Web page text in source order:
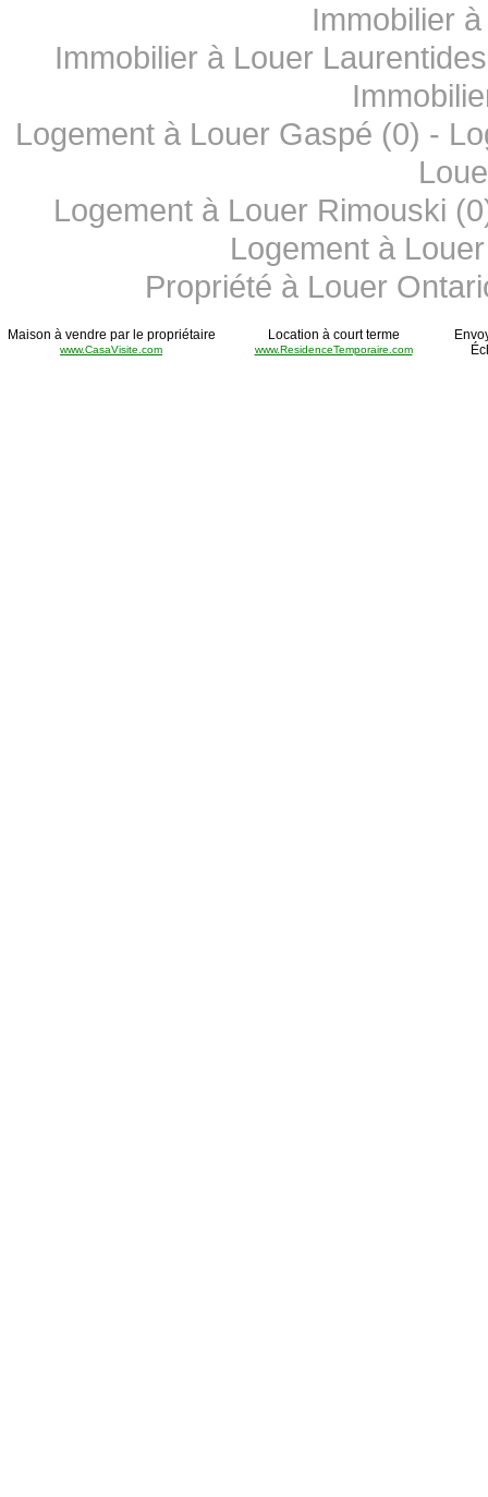
Immobilier
Immobilier à Louer
Logement à Louer Gaspé (0) -
Logement à Louer Rimouski
Logement à
Propriété à Louer
Maison à vendre par le propriétaire
www.CasaVisite.com
Location à court terme
www.ResidenceTemporaire.com